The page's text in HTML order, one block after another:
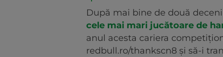
După mai bine de două
cele mai mari jucătoare de
anul acesta cariera
redbull.ro/thankscn8 și să-i